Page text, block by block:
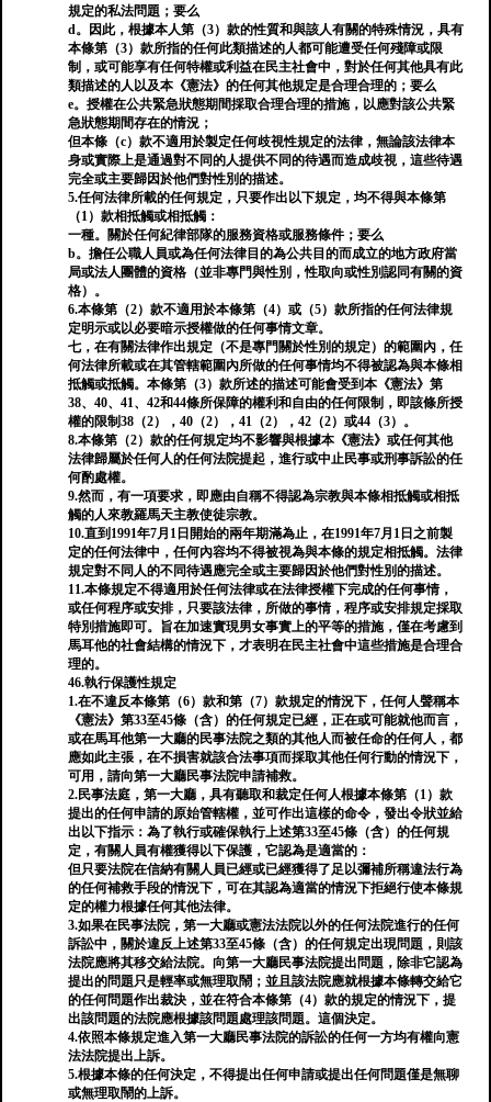
規定的私法問題；要么
d。因此，根據本人第（3）款的性質和與該人有關的特殊情況，具有
本條第（3）款所指的任何此類描述的人都可能遭受任何殘障或限
制，或可能享有任何特權或利益在民主社會中，對於任何其他具有此
類描述的人以及本《憲法》的任何其他規定是合理合理的；要么
e。授權在公共緊急狀態期間採取合理合理的措施，以應對該公共緊
急狀態期間存在的情況；
但本條（c）款不適用於製定任何歧視性規定的法律，無論該法律本
身或實際上是通過對不同的人提供不同的待遇而造成歧視，這些待遇
完全或主要歸因於他們對性別的描述。
5.任何法律所載的任何規定，只要作出以下規定，均不得與本條第
（1）款相抵觸或相抵觸：
一種。關於任何紀律部隊的服務資格或服務條件；要么
b。擔任公職人員或為任何法律目的為公共目的而成立的地方政府當
局或法人團體的資格（並非專門與性別，性取向或性別認同有關的資
格）。
6.本條第（2）款不適用於本條第（4）或（5）款所指的任何法律規
定明示或以必要暗示授權做的任何事情文章。
七，在有關法律作出規定（不是專門關於性別的規定）的範圍內，任
何法律所載或在其管轄範圍內所做的任何事情均不得被認為與本條相
抵觸或抵觸。本條第（3）款所述的描述可能會受到本《憲法》第
38、40、41、42和44條所保障的權利和自由的任何限制，即該條所授
權的限制38（2），40（2），41（2），42（2）或44（3）。
8.本條第（2）款的任何規定均不影響與根據本《憲法》或任何其他
法律歸屬於任何人的任何法院提起，進行或中止民事或刑事訴訟的任
何酌處權。
9.然而，有一項要求，即應由自稱不得認為宗教與本條相抵觸或相抵
觸的人來教羅馬天主教使徒宗教。
10.直到1991年7月1日開始的兩年期滿為止，在1991年7月1日之前製
定的任何法律中，任何內容均不得被視為與本條的規定相抵觸。法律
規定對不同人的不同待遇應完全或主要歸因於他們對性別的描述。
11.本條規定不得適用於任何法律或在法律授權下完成的任何事情，
或任何程序或安排，只要該法律，所做的事情，程序或安排規定採取
特別措施即可。旨在加速實現男女事實上的平等的措施，僅在考慮到
馬耳他的社會結構的情況下，才表明在民主社會中這些措施是合理合
理的。
46.執行保護性規定
1.在不違反本條第（6）款和第（7）款規定的情況下，任何人聲稱本
《憲法》第33至45條（含）的任何規定已經，正在或可能就他而言，
或在馬耳他第一大廳的民事法院之類的其他人而被任命的任何人，都
應如此主張，在不損害就該合法事項而採取其他任何行動的情況下，
可用，請向第一大廳民事法院申請補救。
2.民事法庭，第一大廳，具有聽取和裁定任何人根據本條第（1）款
提出的任何申請的原始管轄權，並可作出這樣的命令，發出令狀並給
出以下指示：為了執行或確保執行上述第33至45條（含）的任何規
定，有關人員有權獲得以下保護，它認為是適當的：
但只要法院在信納有關人員已經或已經獲得了足以彌補所稱違法行為
的任何補救手段的情況下，可在其認為適當的情況下拒絕行使本條規
定的權力根據任何其他法律。
3.如果在民事法院，第一大廳或憲法法院以外的任何法院進行的任何
訴訟中，關於違反上述第33至45條（含）的任何規定出現問題，則該
法院應將其移交給法院。向第一大廳民事法院提出問題，除非它認為
提出的問題只是輕率或無理取鬧；並且該法院應就根據本條轉交給它
的任何問題作出裁決，並在符合本條第（4）款的規定的情況下，提
出該問題的法院應根據該問題處理該問題。這個決定。
4.依照本條規定進入第一大廳民事法院的訴訟的任何一方均有權向憲
法法院提出上訴。
5.根據本條的任何決定，不得提出任何申請或提出任何問題僅是無聊
或無理取鬧的上訴。